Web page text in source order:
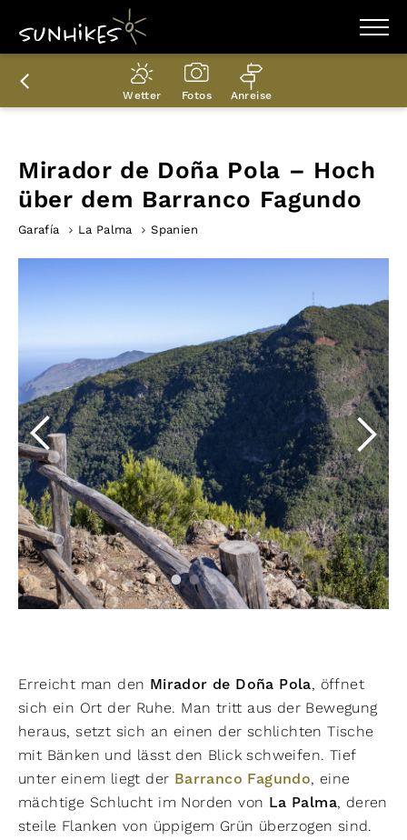
WANDERZIELE
WANDERUNGEN
ENTDECKEN
PLANER
Wetter Fotos Anreise
Mirador de Doña Pola – Hoch
über dem Barranco Fagundo
Garafía La Palma Spanien
Erreicht man den Mirador de Doña Pola, öffnet
sich ein Ort der Ruhe. Man tritt aus der Bewegung
heraus, setzt sich an einen der schlichten Tische
mit Bänken und lässt den Blick schweifen. Tief
unter einem liegt der Barranco Fagundo, eine
mächtige Schlucht im Norden von La Palma, deren
steile Flanken von üppigem Grün überzogen sind.